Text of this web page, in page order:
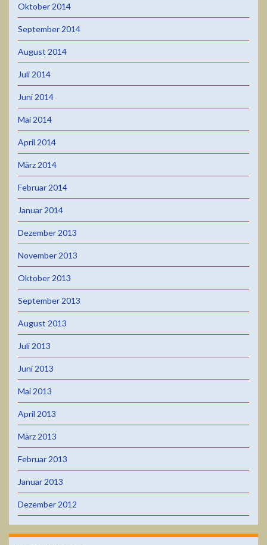
Oktober 2014
September 2014
August 2014
Juli 2014
Juni 2014
Mai 2014
April 2014
März 2014
Februar 2014
Januar 2014
Dezember 2013
November 2013
Oktober 2013
September 2013
August 2013
Juli 2013
Juni 2013
Mai 2013
April 2013
März 2013
Februar 2013
Januar 2013
Dezember 2012